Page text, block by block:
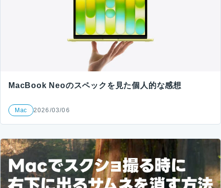
MacBook Neoのスペックを見た個人的な感想
Mac 2026/03/06